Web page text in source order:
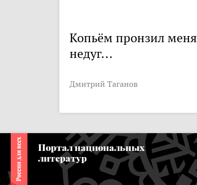
Копьём пронзил меня
недуг...
Дмитрий Таганов
Портал национальных
литератур